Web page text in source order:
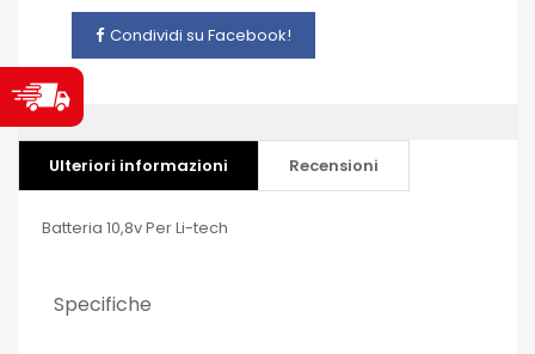
Condividi su Facebook!
Ulteriori informazioni Recensioni
Batteria 10,8v Per Li-tech
Specifiche